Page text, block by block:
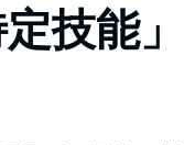
技能」